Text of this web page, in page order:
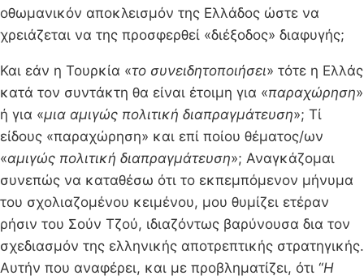
οθωμανικόν αποκλεισμόν της Ελλάδος ώστε να
χρειάζεται να της προσφερθεί «διέξοδος» διαφυγής;
Και εάν η Τουρκία «το συνειδητοποιήσει» τότε η Ελλάς
κατά τον συντάκτη θα είναι έτοιμη για «παραχώρηση»
ή για «μια αμιγώς πολιτική διαπραγμάτευση»; Tί
είδους «παραχώρηση» και επί ποίου θέματος/ων
«αμιγώς πολιτική διαπραγμάτευση»; Αναγκάζομαι
συνεπώς να καταθέσω ότι το εκπεμπόμενον μήνυμα
του σχολιαζομένου κειμένου, μου θυμίζει ετέραν
ρήσιν του Σούν Τζού, ιδιαζόντως βαρύνουσα δια τον
σχεδιασμόν της ελληνικής αποτρεπτικής στρατηγικής.
Αυτήν που αναφέρει, και με προβληματίζει, ότι “Η